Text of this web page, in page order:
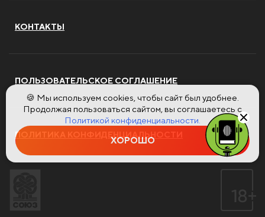
КОНТАКТЫ
ПОЛЬЗОВАТЕЛЬСКОЕ СОГЛАШЕНИЕ
ПОЛИТИКА КОНФИДЕНЦИАЛЬНОСТИ
🍪 Мы используем cookies, чтобы сайт был удобнее.
Продолжая пользоваться сайтом, вы соглашаетесь с
Политикой конфиденциальности.
ХОРОШО